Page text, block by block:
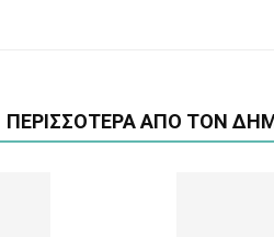
ΠΕΡΙΣΣΟΤΕΡΑ ΑΠΟ ΤΟΝ